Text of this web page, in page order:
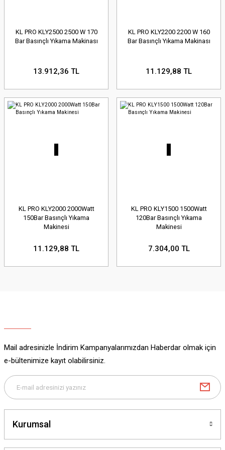
KL PRO KLY2500 2500 W 170
Bar Basınçlı Yıkama Makinası
13.912,36 TL
KL PRO KLY2200 2200 W 160
Bar Basınçlı Yıkama Makinası
11.129,88 TL
KL PRO KLY2000 2000Watt
150Bar Basınçlı Yıkama
Makinesi
11.129,88 TL
KL PRO KLY1500 1500Watt
120Bar Basınçlı Yıkama
Makinesi
7.304,00 TL
Mail adresinizle İndirim Kampanyalarımızdan Haberdar olmak için
e-bültenimize kayıt olabilirsiniz.
Kurumsal